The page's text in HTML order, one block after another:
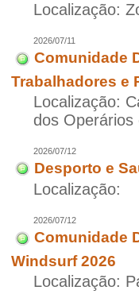
Localização:
2026/07/11
Comunidade
Trabalhadores e
Localização:
dos
2026/07/12
Desporto e
Localização:
2026/07/12
Comunidade
Windsurf 2026
Localização: